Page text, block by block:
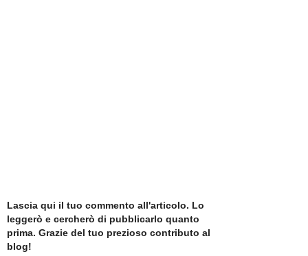
Lascia qui il tuo commento all'articolo. Lo
leggerò e cercherò di pubblicarlo quanto
prima. Grazie del tuo prezioso contributo al
blog!